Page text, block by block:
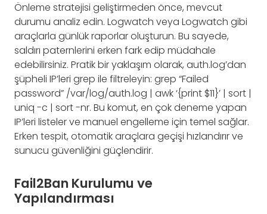
Önleme stratejisi geliştirmeden önce, mevcut
durumu analiz edin. Logwatch veya Logwatch gibi
araçlarla günlük raporlar oluşturun. Bu sayede,
saldırı paternlerini erken fark edip müdahale
edebilirsiniz. Pratik bir yaklaşım olarak, auth.log’dan
şüpheli IP’leri grep ile filtreleyin: grep “Failed
password” /var/log/auth.log | awk ‘{print $11}’ | sort |
uniq -c | sort -nr. Bu komut, en çok deneme yapan
IP’leri listeler ve manuel engelleme için temel sağlar.
Erken tespit, otomatik araçlara geçişi hızlandırır ve
sunucu güvenliğini güçlendirir.
Fail2Ban Kurulumu ve
Yapılandırması